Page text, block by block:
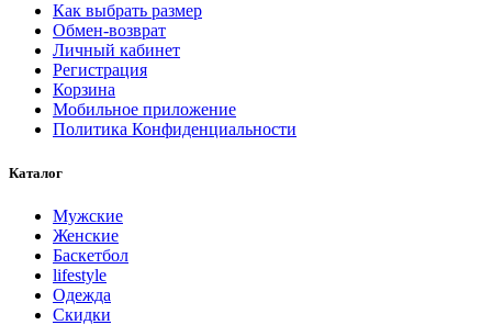
Как выбрать размер
Обмен-возврат
Личный кабинет
Регистрация
Корзина
Мобильное приложение
Политика Конфиденциальности
Каталог
Мужские
Женские
Баскетбол
lifestyle
Одежда
Скидки